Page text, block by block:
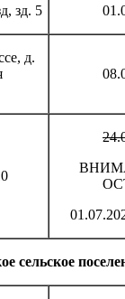
зд. 5
д.
сельское